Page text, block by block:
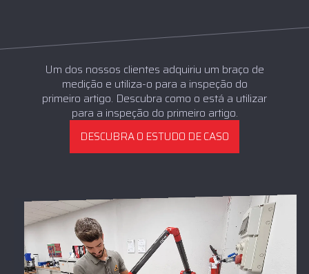
Um dos nossos clientes adquiriu um braço de
medição e utiliza-o para a inspeção do
primeiro artigo. Descubra como o está a utilizar
para a inspeção do primeiro artigo.
DESCUBRA O ESTUDO DE CASO